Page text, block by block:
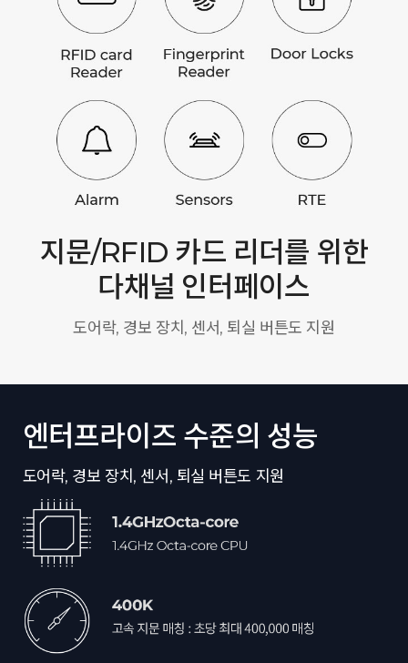
지문/RFID 카드 리더를 위한
다채널 인터페이스
도어락, 경보 장치, 센서, 퇴실 버튼도 지원
엔터프라이즈 수준의 성능
도어락, 경보 장치, 센서, 퇴실 버튼도 지원